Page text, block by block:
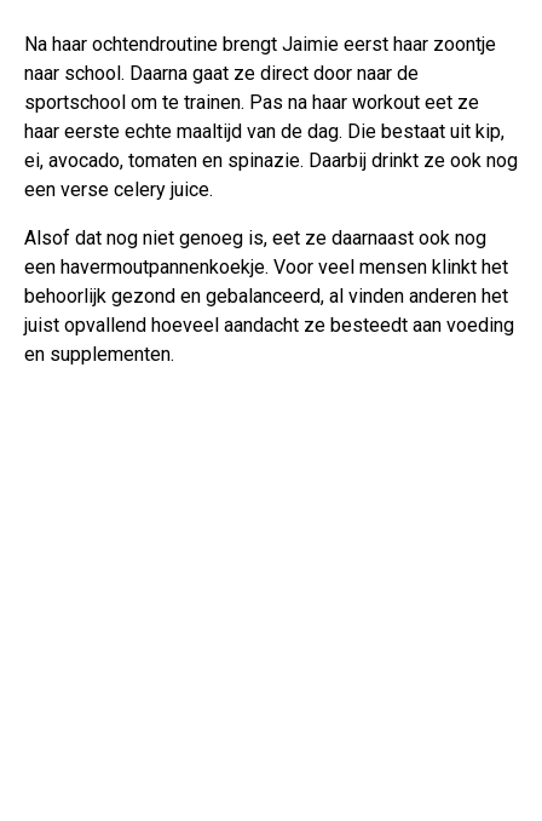
Na haar ochtendroutine brengt Jaimie eerst haar zoontje
naar school. Daarna gaat ze direct door naar de
sportschool om te trainen. Pas na haar workout eet ze
haar eerste echte maaltijd van de dag. Die bestaat uit kip,
ei, avocado, tomaten en spinazie. Daarbij drinkt ze ook nog
een verse celery juice.
Alsof dat nog niet genoeg is, eet ze daarnaast ook nog
een havermoutpannenkoekje. Voor veel mensen klinkt het
behoorlijk gezond en gebalanceerd, al vinden anderen het
juist opvallend hoeveel aandacht ze besteedt aan voeding
en supplementen.